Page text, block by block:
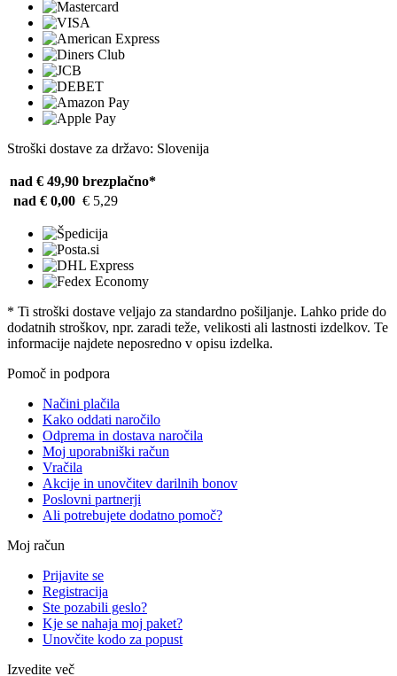
Stroški dostave za državo: Slovenija
nad € 49,90 brezplačno*
nad € 0,00 € 5,29
* Ti stroški dostave veljajo za standardno pošiljanje. Lahko pride do
dodatnih stroškov, npr. zaradi teže, velikosti ali lastnosti izdelkov. Te
informacije najdete neposredno v opisu izdelka.
Pomoč in podpora
Načini plačila
Kako oddati naročilo
Odprema in dostava naročila
Moj uporabniški račun
Vračila
Akcije in unovčitev darilnih bonov
Poslovni partnerji
Ali potrebujete dodatno pomoč?
Moj račun
Prijavite se
Registracija
Ste pozabili geslo?
Kje se nahaja moj paket?
Unovčite kodo za popust
Izvedite več